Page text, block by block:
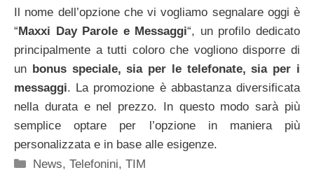
Il nome dell’opzione che vi vogliamo segnalare oggi è
“ Maxxi Day Parole e Messaggi“, un profilo dedicato
principalmente a tutti coloro che vogliono disporre di
un bonus speciale, sia per le telefonate, sia per i
messaggi. La promozione è abbastanza diversificata
nella durata e nel prezzo. In questo modo sarà più
semplice optare per l’opzione in maniera più
personalizzata e in base alle esigenze.
Categorie
News,Telefonini,TIM